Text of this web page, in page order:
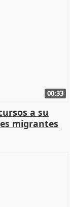
00:33
a su
migrantes